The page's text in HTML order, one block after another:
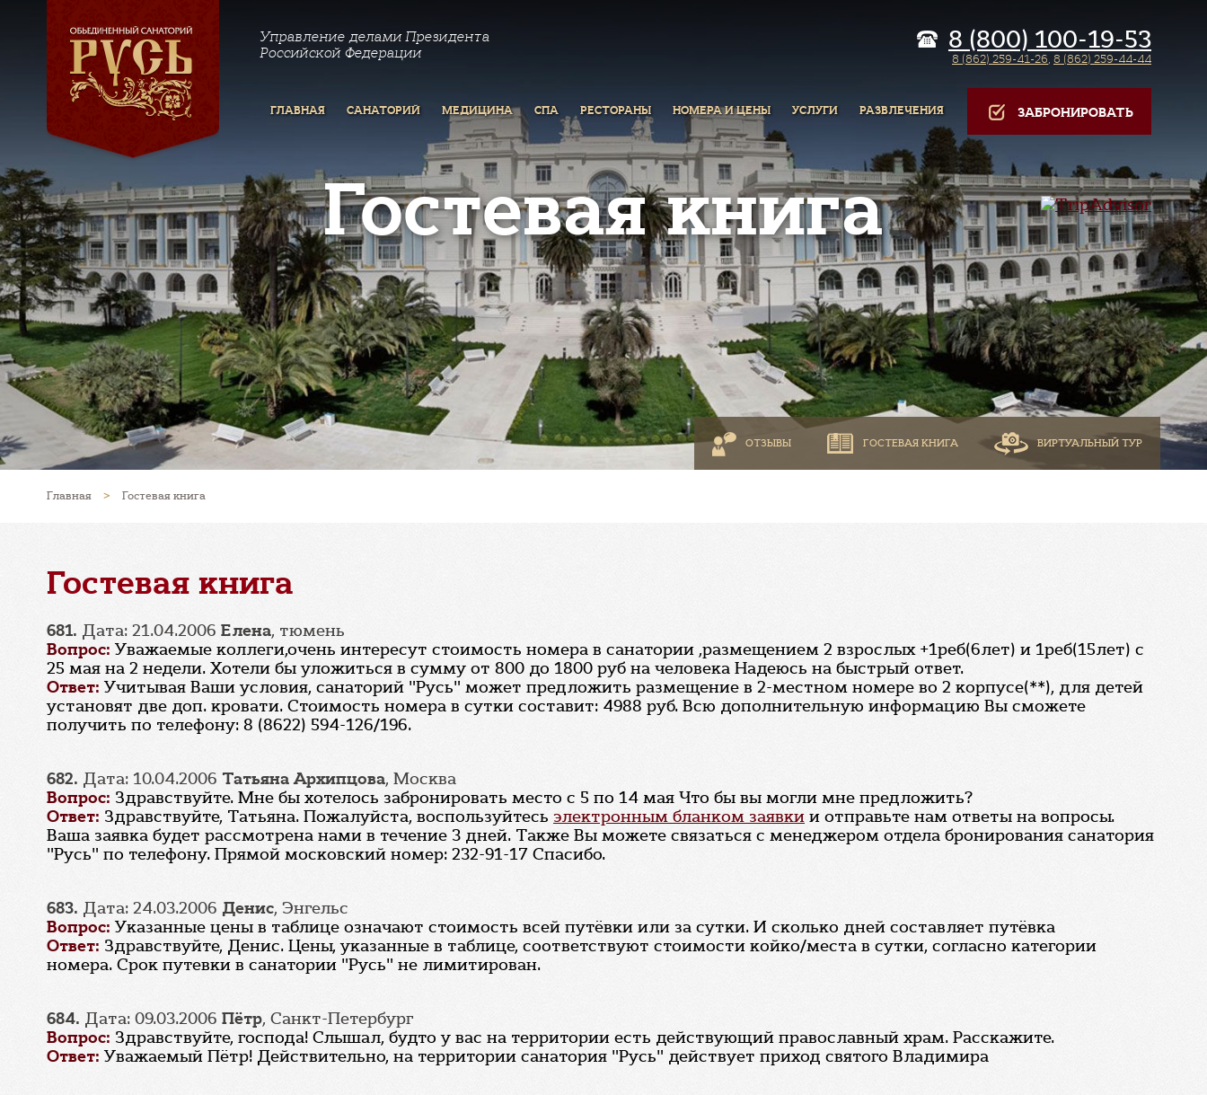
Управление делами Президента
Российской Федерации
8 (800) 100-19-53
8 (862) 259-41-26, 8 (862) 259-44-44
ГЛАВНАЯ САНАТОРИЙ МЕДИЦИНА СПА РЕСТОРАНЫ НОМЕРА И ЦЕНЫ УСЛУГИ РАЗВЛЕЧЕНИЯ ЗАБРОНИРОВАТЬ
Гостевая книга
ОТЗЫВЫ ГОСТЕВАЯ КНИГА ВИРТУАЛЬНЫЙ ТУР
Главная > Гостевая книга
Гостевая книга
681. Дата: 21.04.2006 Елена, тюмень
Вопрос: Уважаемые коллеги,очень интересут стоимость номера в санатории ,размещением 2 взрослых +1реб(6лет) и 1реб(15лет) с
25 мая на 2 недели. Хотели бы уложиться в сумму от 800 до 1800 руб на человека Надеюсь на быстрый ответ.
Ответ: Учитывая Ваши условия, санаторий "Русь" может предложить размещение в 2-местном номере во 2 корпусе(**), для детей
установят две доп. кровати. Стоимость номера в сутки составит: 4988 руб. Всю дополнительную информацию Вы сможете
получить по телефону: 8 (8622) 594-126/196.
682. Дата: 10.04.2006 Татьяна Архипцова, Москва
Вопрос: Здравствуйте. Мне бы хотелось забронировать место с 5 по 14 мая Что бы вы могли мне предложить?
Ответ: Здравствуйте, Татьяна. Пожалуйста, воспользуйтесь электронным бланком заявки и отправьте нам ответы на вопросы.
Ваша заявка будет рассмотрена нами в течение 3 дней. Также Вы можете связаться с менеджером отдела бронирования санатория
"Русь" по телефону. Прямой московский номер: 232-91-17 Спасибо.
683. Дата: 24.03.2006 Денис, Энгельс
Вопрос: Указанные цены в таблице означают стоимость всей путёвки или за сутки. И сколько дней составляет путёвка
Ответ: Здравствуйте, Денис. Цены, указанные в таблице, соответствуют стоимости койко/места в сутки, согласно категории
номера. Срок путевки в санатории "Русь" не лимитирован.
684. Дата: 09.03.2006 Пётр, Санкт-Петербург
Вопрос: Здравствуйте, господа! Слышал, будто у вас на территории есть действующий православный храм. Расскажите.
Ответ: Уважаемый Пётр! Действительно, на территории санатория "Русь" действует приход святого Владимира